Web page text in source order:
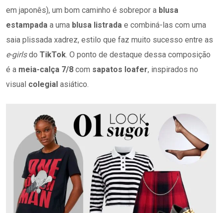
em japonês), um bom caminho é sobrepor a blusa
estampada a uma blusa listrada e combiná-las com uma
saia plissada xadrez, estilo que faz muito sucesso entre as
e-girlsdo TikTok. O ponto de destaque dessa composição
é a meia-calça 7/8 com sapatos loafer, inspirados no
visual colegial asiático.